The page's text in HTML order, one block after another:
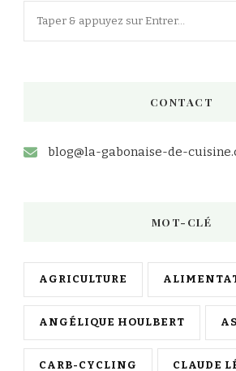
CONTACT
blog@la-gabonaise-de-
MOT-CLÉ
AGRICULTURE
ANGÉLIQUE HOULBERT
CARB-CYCLING CLAUDE